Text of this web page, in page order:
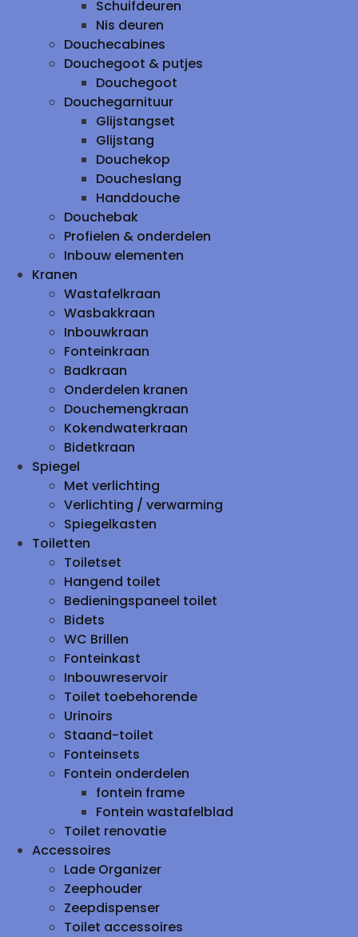
Schuifdeuren
Nis deuren
Douchecabines
Douchegoot & putjes
Douchegoot
Douchegarnituur
Glijstangset
Glijstang
Douchekop
Doucheslang
Handdouche
Douchebak
Profielen & onderdelen
Inbouw elementen
Kranen
Wastafelkraan
Wasbakkraan
Inbouwkraan
Fonteinkraan
Badkraan
Onderdelen kranen
Douchemengkraan
Kokendwaterkraan
Bidetkraan
Spiegel
Met verlichting
Verlichting / verwarming
Spiegelkasten
Toiletten
Toiletset
Hangend toilet
Bedieningspaneel toilet
Bidets
WC Brillen
Fonteinkast
Inbouwreservoir
Toilet toebehorende
Urinoirs
Staand-toilet
Fonteinsets
Fontein onderdelen
fontein frame
Fontein wastafelblad
Toilet renovatie
Accessoires
Lade Organizer
Zeephouder
Zeepdispenser
Toilet accessoires